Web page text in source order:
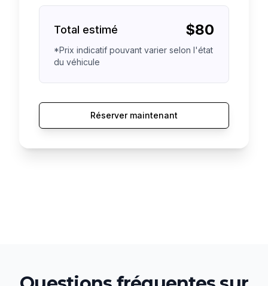
Total estimé $80
*Prix indicatif pouvant varier selon l'état
du véhicule
Réserver maintenant